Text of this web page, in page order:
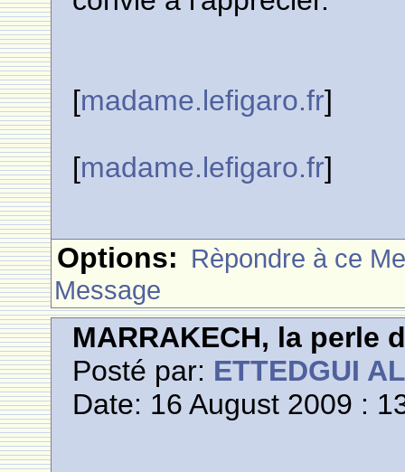
[madame.lefigaro.fr]
[madame.lefigaro.fr]
Options: Rèpondre à ce
Message
MARRAKECH, la perle
Posté par: ETTEDGUI
Date: 16 August 2009 :